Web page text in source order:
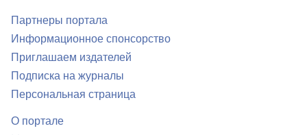
Партнеры портала
Информационное спонсорство
Приглашаем издателей
Подписка на журналы
Персональная страница
О портале